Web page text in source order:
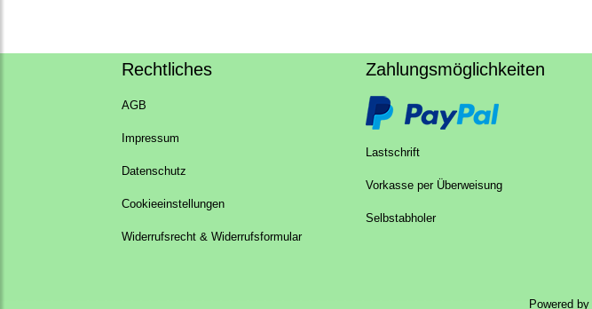
Rechtliches
AGB
Impressum
Datenschutz
Cookieeinstellungen
Widerrufsrecht & Widerrufsformular
Zahlungsmöglichkeiten
Lastschrift
Vorkasse per Überweisung
Selbstabholer
Powered by